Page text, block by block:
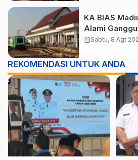
KA BIAS
Alami
Terdampak
calendar_monthSabtu, 8 Agt
REKOMENDASI UNTUK ANDA